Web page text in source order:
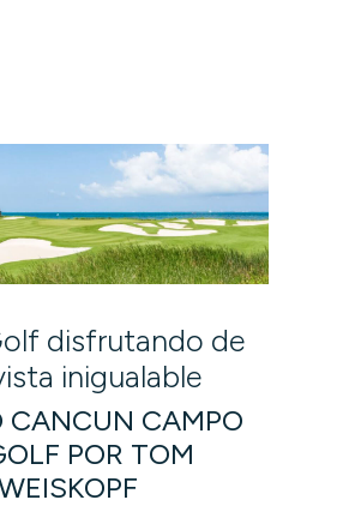
disfrutando de
inigualable
CANCUN CAMPO
POR TOM